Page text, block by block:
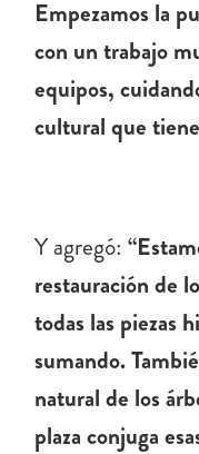
Empezamos la
con un trabajo
equipos,
cultural que
Y agregó:
restauración de
todas las piezas
sumando.
natural de los
plaza conjuga